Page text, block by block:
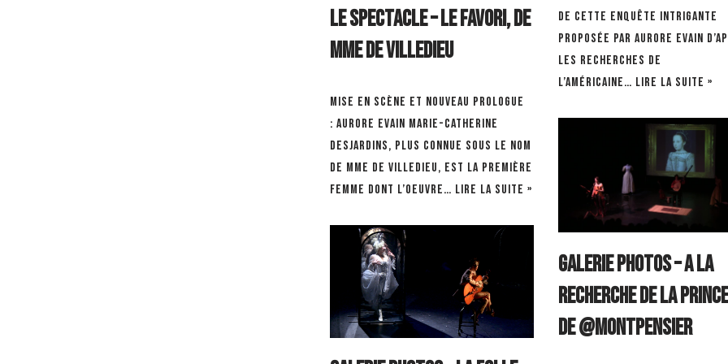
de cette enquête intrigante
proposée par Aurore Evain
les recherches de
l’américaine… Lire la suite »
Le Spectacle – Le Favori, de
Mme de Villedieu
Mise en scène et nouveau prologue
: Aurore Evain Marie-Catherine
Desjardins, plus connue sous le nom
de Mme de Villedieu, est la première
femme dont l’oeuvre… Lire la suite »
GALERIE PHOTOS – A la
recherche de la
de @Montpensier